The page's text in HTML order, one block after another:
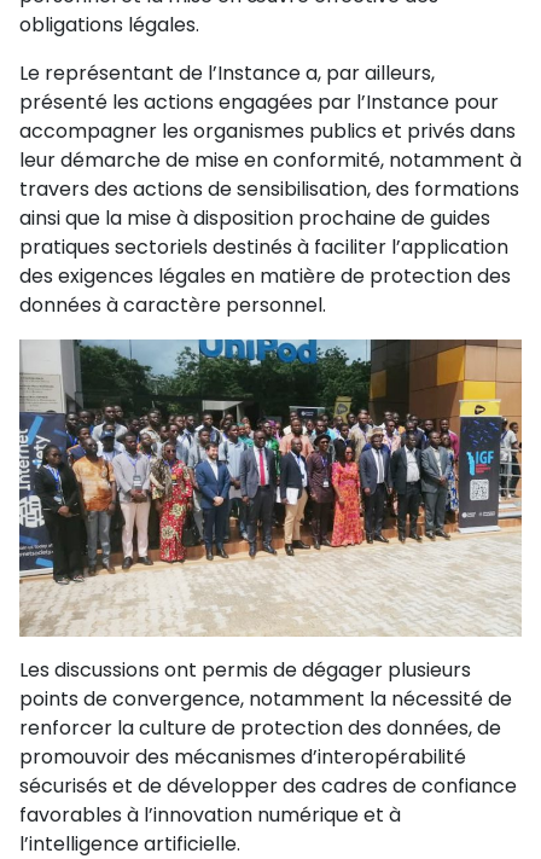
obligations légales.
Le représentant de l’Instance a, par ailleurs,
présenté les actions engagées par l’Instance pour
accompagner les organismes publics et privés dans
leur démarche de mise en conformité, notamment à
travers des actions de sensibilisation, des formations
ainsi que la mise à disposition prochaine de guides
pratiques sectoriels destinés à faciliter l’application
des exigences légales en matière de protection des
données à caractère personnel.
Les discussions ont permis de dégager plusieurs
points de convergence, notamment la nécessité de
renforcer la culture de protection des données, de
promouvoir des mécanismes d’interopérabilité
sécurisés et de développer des cadres de confiance
favorables à l’innovation numérique et à
l’intelligence artificielle.